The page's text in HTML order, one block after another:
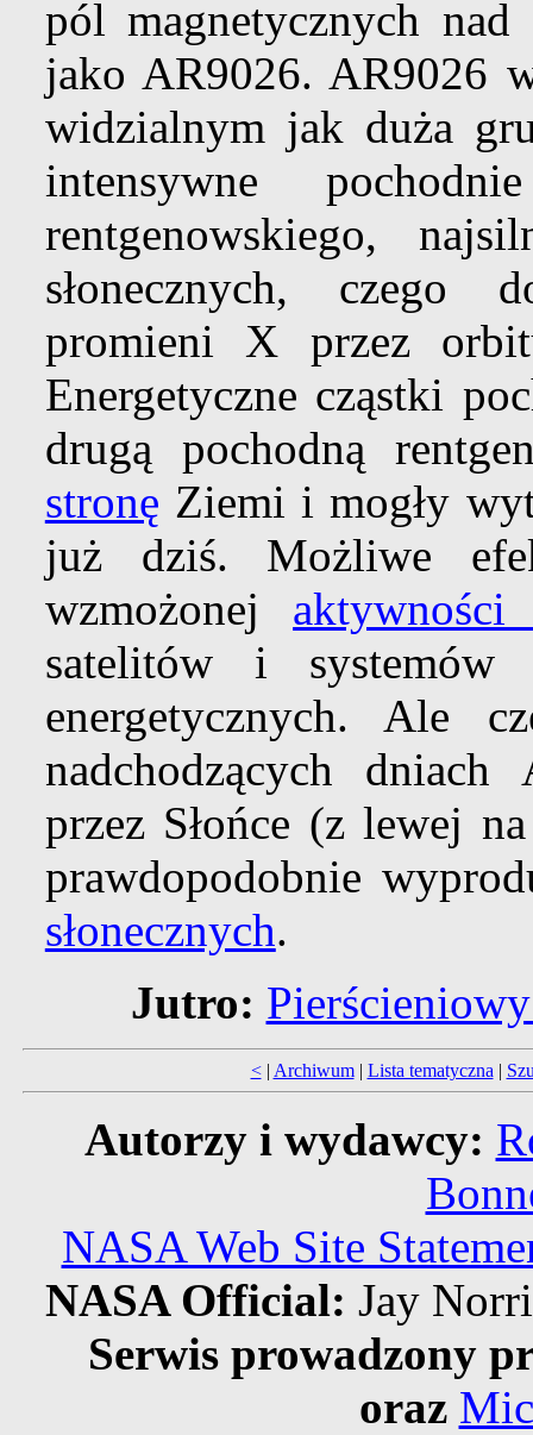
pól magnetycznych nad
jako AR9026. AR9026
widzialnym jak duża
intensywne
rentgenowskiego,
słonecznych, czego
promieni X przez
Energetyczne cząstki
drugą pochodną
stronę Ziemi i mogły
już dziś. Możliwe
wzmożonej
satelitów i systemów
energetycznych. Ale
nadchodzących
przez Słońce (z lewej
prawdopodobnie
słonecznych.
Jutro:
<| Archiwum| Lista tematyczna |
Autorzy i wydawcy:
NASA Web Site
NASA Official: Jay
Serwis prowadzony
oraz